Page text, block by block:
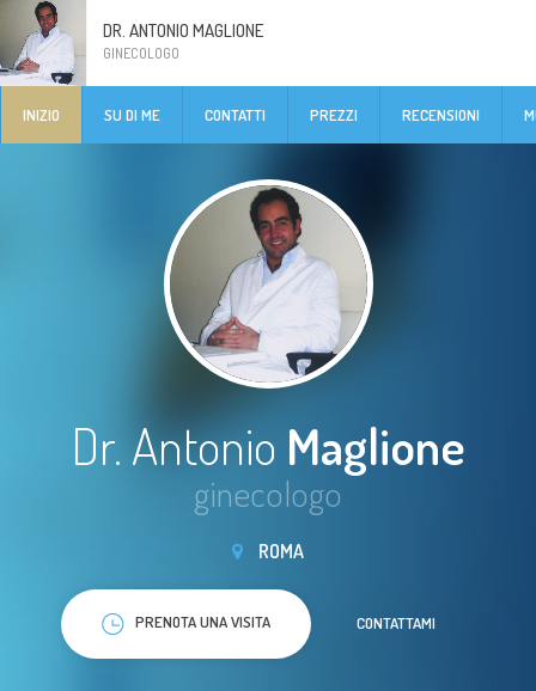
DR. ANTONIO MAGLIONE
GINECOLOGO
INIZIO SU DI ME CONTATTI PREZZI RECENSIONI
Dr. Antonio Maglione
ginecologo
ROMA
PRENOTA UNA VISITA CONTATTAMI